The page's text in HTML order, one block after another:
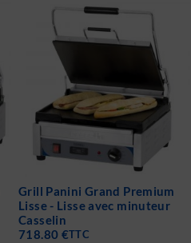
Grill Panini Grand Premium
Lisse - Lisse avec minuteur
Casselin
718.80 €TTC